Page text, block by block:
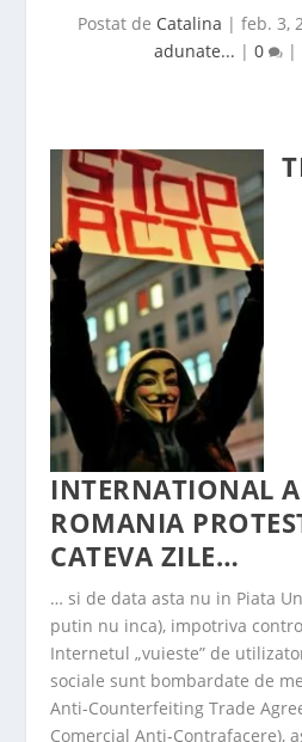
Postat de Catalina | feb. 3,
adunate... | 0 |
INTERNATIONAL
ROMANIA
CATEVA ZILE…
… si de data asta nu in Piata
putin nu inca), impotriva
Internetul „vuieste” de
sociale sunt bombardate de
Anti-Counterfeiting Trade
Comercial Anti-Contrafacere),